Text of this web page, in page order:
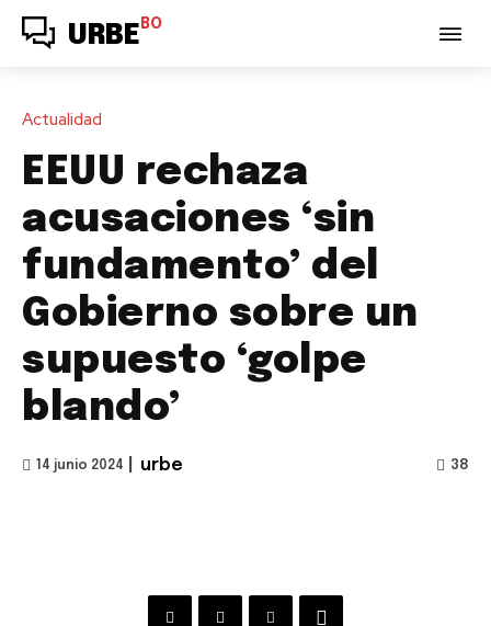
URBE BO
Actualidad
EEUU rechaza
acusaciones ‘sin
fundamento’ del
Gobierno sobre un
supuesto ‘golpe
blando’
14 junio 2024 urbe 38